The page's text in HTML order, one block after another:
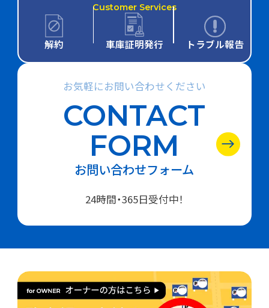
Customer Services
解約 車庫証明発行 トラブル報告
お気軽にお問い合わせください
CONTACT
FORM
お問い合わせフォーム
24時間・365日受付中！